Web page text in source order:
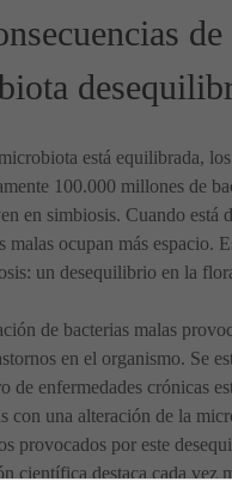
de
está equilibrada, los
100.000 millones de
en simbiosis. Cuando está
malas ocupan más espacio.
un desequilibrio en la
de bacterias malas
en el organismo. Se
de enfermedades crónicas
con una alteración de la
provocados por este
científica destaca cada vez